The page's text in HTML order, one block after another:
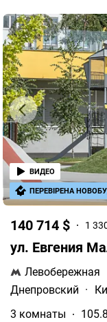
140 714 $ 1
ул. Евгения
Левобережная
Днепровский ·
3 комнаты
ВИДЕО
ПЕРЕВІРЕНА